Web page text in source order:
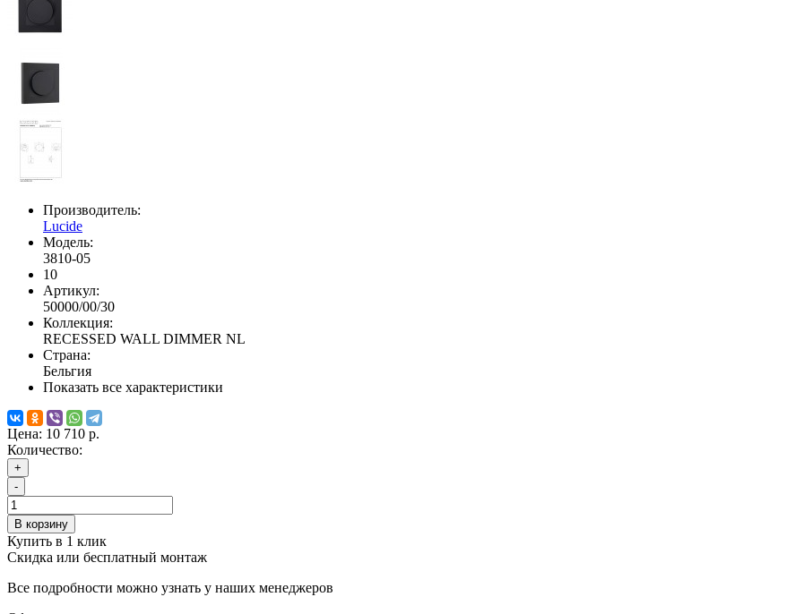
Производитель:
Lucide
Модель:
3810-05
10
Артикул:
50000/00/30
Коллекция:
RECESSED WALL DIMMER NL
Страна:
Бельгия
Показать все характеристики
Цена: 10 710 р.
Количество:
+
-
В корзину
Купить в 1 клик
Скидка или бесплатный монтаж
Все подробности можно узнать у наших менеджеров